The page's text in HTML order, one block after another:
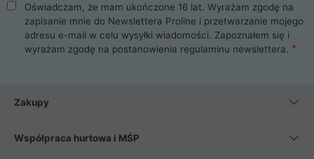
Oświadczam, że mam ukończone 16 lat. Wyrażam zgodę na
zapisanie mnie do Newslettera Proline i przetwarzanie mojego
adresu e-mail w celu wysyłki wiadomości. Zapoznałem się i
wyrażam zgodę na postanowienia regulaminu newslettera.
Zakupy
Współpraca hurtowa i MŚP